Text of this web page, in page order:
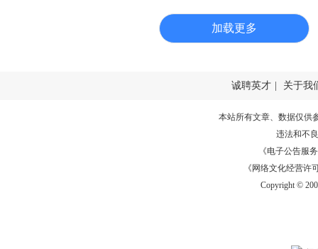
加载更多
诚聘英才 关于我
本站所有文章、数据仅供
违法和不
《电子公告服务
《网络文化经营许
Copyright ©